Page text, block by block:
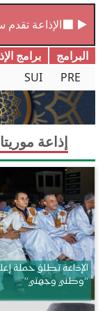
الإذاعة تقدم
البرامج
برامج
PRE
SUI
إذاعة
الإذاعة تطلق حملة
“وطني وجهتي”